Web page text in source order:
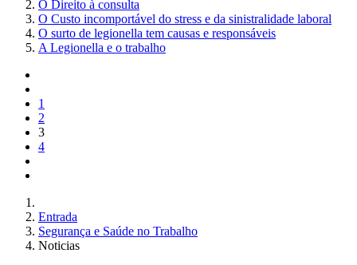
O Direito à consulta
O Custo incomportável do stress e da sinistralidade laboral
O surto de legionella tem causas e responsáveis
A Legionella e o trabalho
1
2
3
4
Entrada
Segurança e Saúde no Trabalho
Noticias